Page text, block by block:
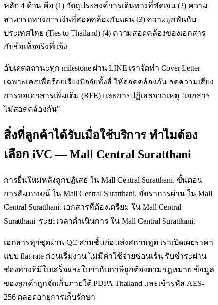
หลัก 4 ด้าน คือ (1) วัตถุประสงค์การเดินทางที่ชัดเจน (2) ความ
สามารถทางการเงินที่สอดคล้องกับแผน (3) ความผูกพันกับ
ประเทศไทย (Ties to Thailand) (4) ความสอดคล้องของเอกสาร
กับข้อเท็จจริงที่แจ้ง
อัปเดตสถานะทุก milestone ผ่าน LINE เราจัดทำ Cover Letter
เฉพาะเคสเพื่อร้อยเรียงปัจจัยทั้งสี่ ให้สอดคล้องกัน ลดความเสี่ยง
การขอเอกสารเพิ่มเติม (RFE) และการปฏิเสธจากเหตุ "เอกสาร
ไม่สอดคล้องกัน"
สิ่งที่ลูกค้าได้รับเมื่อใช้บริการ ทำไมต้อง
เลือก iVC — Mall Central Suratthani
การยื่นใหม่หลังถูกปฏิเสธ ใน Mall Central Suratthani. ขั้นตอน
การสัมภาษณ์ ใน Mall Central Suratthani. อัตราการผ่าน ใน Mall
Central Suratthani. เอกสารที่ต้องเตรียม ใน Mall Central
Suratthani. ระยะเวลาดำเนินการ ใน Mall Central Suratthani.
เอกสารทุกชุดผ่าน QC สามชั้นก่อนส่งสถานทูต เราเปิดเผยราคา
แบบ flat-rate ก่อนเริ่มงาน ไม่มีค่าใช้จ่ายซ่อนเร้น รับชำระผ่าน
ช่องทางที่มีใบเสร็จและใบกำกับภาษีถูกต้องตามกฎหมาย ข้อมูล
ของลูกค้าถูกจัดเก็บภายใต้ PDPA Thailand และเข้ารหัส AES-
256 ตลอดอายุการเก็บรักษา